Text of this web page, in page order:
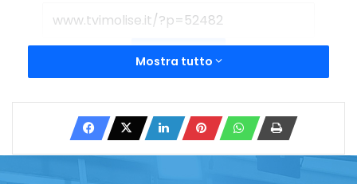
Copy URL
Mostra tutto